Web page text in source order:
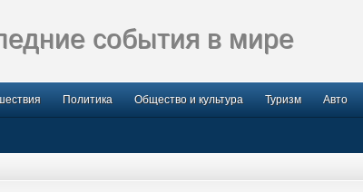
события в мире
Политика Общество и культура Туризм Авто